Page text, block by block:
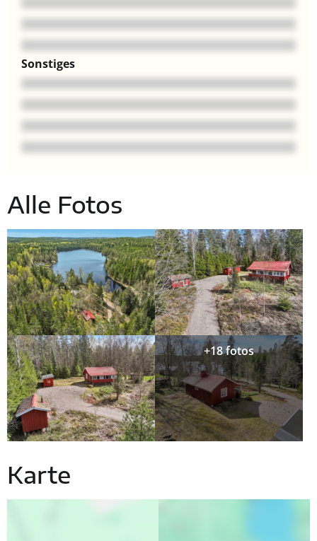
Sonstiges
Alle Fotos
+18 fotos
Karte